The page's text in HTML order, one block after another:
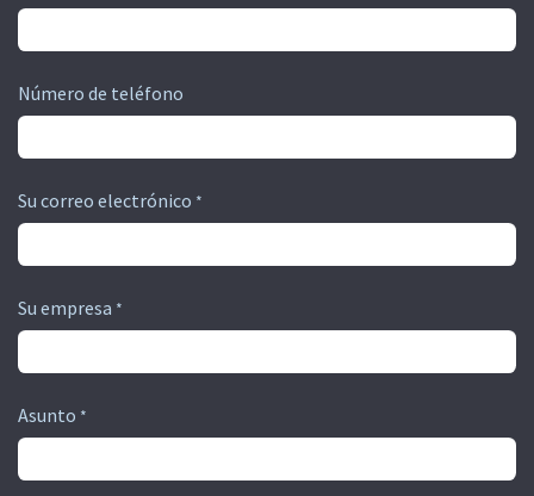
Número de teléfono
Su correo electrónico *
Su empresa *
Asunto *